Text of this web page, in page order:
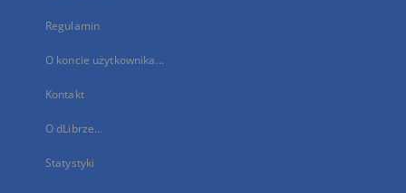
Regulamin
O koncie użytkownika...
Kontakt
O dLibrze...
Statystyki